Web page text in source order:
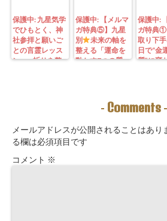
保護中: 九星気学
でひもとく、神
社参拝と願いご
との言霊レッス
ン—— 祈りを整
保護中: 【メルマ
ガ特典⑤】九星
別
未来の軸を
整える「運命を
動かす7つの質
ーチングできま
保護中:
ガ特典①
取り下
日で“金
質”に変
九星別
ロックを
- Comments -
メールアドレスが公開されることはあり
る欄は必須項目です
コメント ※